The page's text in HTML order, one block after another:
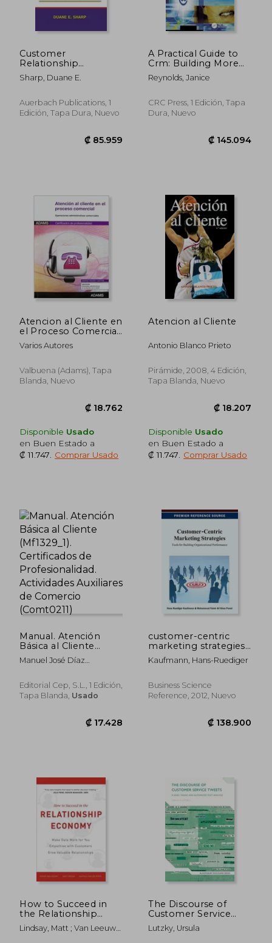
₡ 40.999 ₡
Customer
Relationship
Management
Systems Handbook
Inglés)
Sharp, Duane E.
Auerbach Publications, 1
Edición, Tapa Dura, Nuevo
A Practical Guide to
Crm: Building More
Profitable Customer
Relationships (en
Reynolds, Janice
CRC Press, 1 Edición, Tapa
Dura, Nuevo
Atencion al Cliente en
el Proceso Comercial.
Unidad Formativa
0349
Varios Autores
Valbuena (adams), Tapa
Blanda, Nuevo
₡ 18.762
Disponible Usado
en Buen Estado a
₡ 11.747
Comprar Usado
Atencion al Cliente
Antonio Blanco Prieto
Pirámide, 2008, 4 Edición,
Tapa Blanda, Nuevo
Disponible Usado
en Buen Estado a
₡ 11.747
Comprar Usado
Manual. Atención
Básica al Cliente
(Mf1329_1).
Certificados de
Actividades Auxiliares
de Comercio
Manuel José Díaz
Editorial Cep, S.L., 1 Edición,
Tapa Blanda, Usado
customer-centric
marketing strategies:
tools for building
organizational
Inglés)
Kaufmann, Hans-Ruediger
Business Science
Reference, 2012, Nuevo
How to Succeed in
the Relationship
Economy: Make Data
Work for You,
Lindsay, Matt ; Van Leeuwe,
The Discourse of
Customer Service
Tweets: Planes, Trains
and Automated Text
Lutzky, Ursula